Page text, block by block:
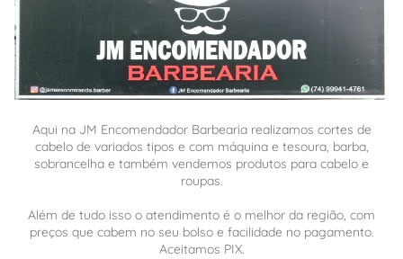
Aqui na JM Encomendador Barbearia realizamos cortes de
cabelo de variados tipos e com máquina e tesoura, barba,
sobrancelha e também vendemos produtos para cabelo e
roupas.
Além de tudo isso o atendimento é o melhor da região, com
preços que cabem no seu bolso e facilidade no pagamento.
Aceitamos PIX.